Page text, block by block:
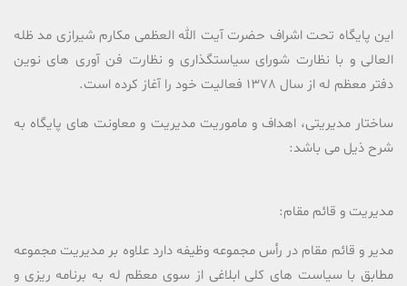
این پایگاه تحت اشراف حضرت آیت الله العظمی مکارم شیرازی مد ظله
العالی و با نظارت شورای سیاستگذاری و نظارت فن آوری های نوین
دفتر معظم له از سال 1378 فعالیت خود را آغاز کرده است.
ساختار مدیریتی، اهداف و ماموریت مدیریت و معاونت های پایگاه به
شرح ذیل می باشد:
مدیریت و قائم مقام:
مدیر و قائم مقام در رأس مجموعه وظیفه دارد علاوه بر مدیریت مجموعه
مطابق با سیاست های کلی ابلاغی از سوی معظم له به برنامه ریزی و